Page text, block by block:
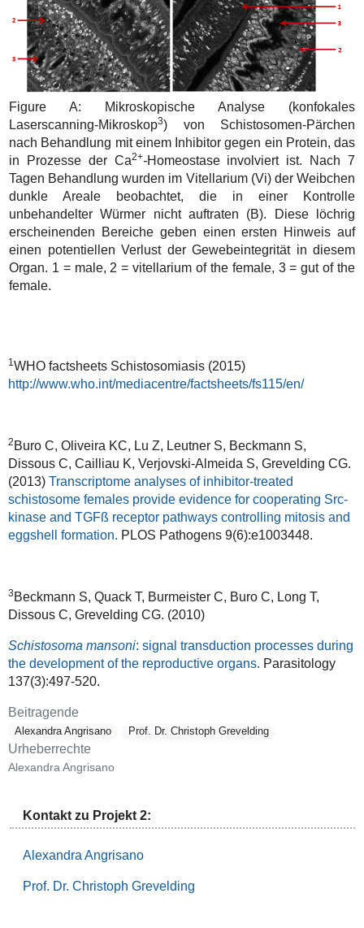
Figure A: Mikroskopische Analyse (konfokales
Laserscanning-Mikroskop3) von Schistosomen-Pärchen
nach Behandlung mit einem Inhibitor gegen ein Protein, das
in Prozesse der Ca2+-Homeostase involviert ist. Nach 7
Tagen Behandlung wurden im Vitellarium (Vi) der Weibchen
dunkle Areale beobachtet, die in einer Kontrolle
unbehandelter Würmer nicht auftraten (B). Diese löchrig
erscheinenden Bereiche geben einen ersten Hinweis auf
einen potentiellen Verlust der Gewebeintegrität in diesem
Organ. 1 = male, 2 = vitellarium of the female, 3 = gut of the
female.
1WHO factsheets Schistosomiasis (2015)
http://www.who.int/mediacentre/factsheets/fs115/en/
2 Buro C, Oliveira KC, Lu Z, Leutner S, Beckmann S,
Dissous C, Cailliau K, Verjovski-Almeida S, Grevelding CG.
(2013) Transcriptome analyses of inhibitor-treated
schistosome females provide evidence for cooperating Src-
kinase and TGFß receptor pathways controlling mitosis and
eggshell formation. PLOS Pathogens 9(6):e1003448.
3 Beckmann S, Quack T, Burmeister C, Buro C, Long T,
Dissous C, Grevelding CG. (2010)
Schistosoma mansoni: signal transduction processes during
the development of the reproductive organs. Parasitology
137(3):497-520.
Beitragende
Alexandra Angrisano Prof. Dr. Christoph Grevelding
Urheberrechte
Alexandra Angrisano
Kontakt zu Projekt 2:
Alexandra Angrisano
Prof. Dr. Christoph Grevelding